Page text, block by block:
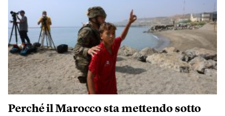
Perché il Marocco sta mettendo sotto